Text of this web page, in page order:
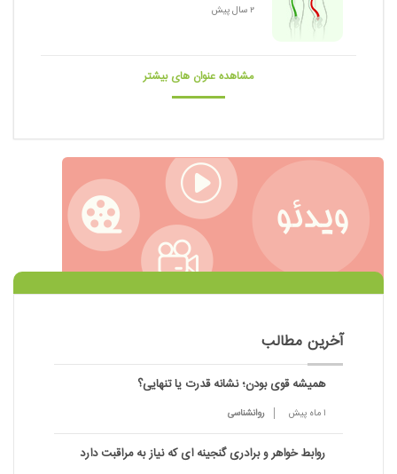
2 سال پیش
مشاهده عنوان های بیشتر
آخرین مطالب
همیشه قوی بودن؛ نشانه قدرت یا تنهایی؟
1 ماه پیش روانشناسی
روابط خواهر و برادری گنجینه ای که نیاز به مراقبت دارد